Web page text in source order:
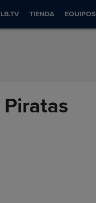
TIENDA EQUIPOS